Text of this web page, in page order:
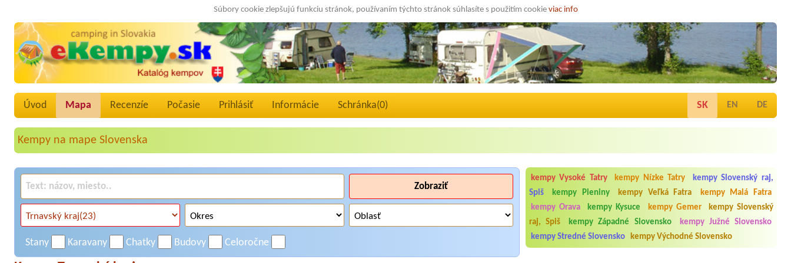
Súbory cookie zlepšujú funkciu stránok, používaním týchto stránok súhlasíte s použitím cookie viac info
Úvod Mapa Recenzíe Počasie Prihlásiť Informácie Schránka(0) SK EN DE
Kempy na mape Slovenska
Zobraziť
Stany Karavany Chatky Budovy Celoročne
kempy Vysoké Tatry kempy Nízke Tatry
kempy Slovenský raj,
Spiš
kempy Pieniny kempy Veľká Fatra
kempy Malá Fatra
kempy Orava
kempy Kysuce kempy Gemer
kempy Slovenský
raj, Spiš
kempy Západné Slovensko
kempy Južné Slovensko
kempy Stredné Slovensko
kempy Východné Slovensko